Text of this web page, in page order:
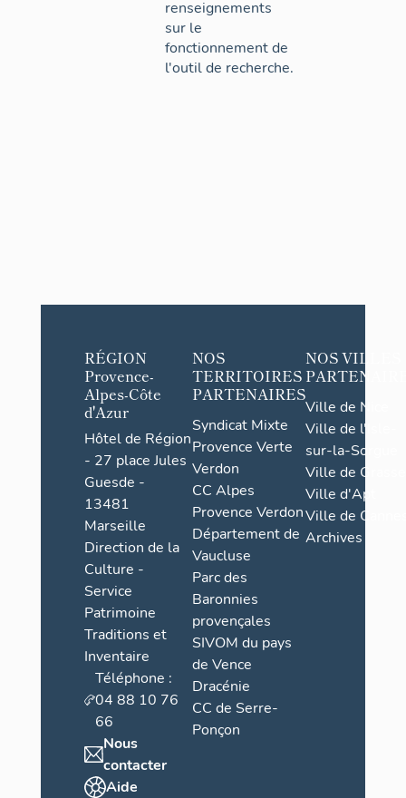
renseignements
sur le
fonctionnement de
l'outil de recherche.
RÉGION
Provence-
Alpes-Côte
d'Azur
Hôtel de Région
- 27 place Jules
Guesde -
13481
Marseille
Direction de la
Culture -
Service
Patrimoine
Traditions et
Inventaire
Téléphone :
04 88 10 76
66
Nous
contacter
Aide
NOS
TERRITOIRES
PARTENAIRES
Syndicat Mixte
Provence Verte
Verdon
CC Alpes
Provence Verdon
Département de
Vaucluse
Parc des
Baronnies
provençales
SIVOM du pays
de Vence
Dracénie
CC de Serre-
Ponçon
NOS VILLES
Ville de Nice
Ville de l'Isle-
sur-la-Sorgue
Ville de Grasse
Ville d'Apt
Ville de
Archives